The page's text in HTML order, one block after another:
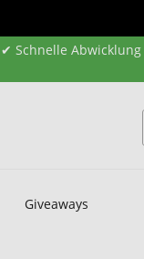
✔ Schnelle Abwicklung
Giveaways